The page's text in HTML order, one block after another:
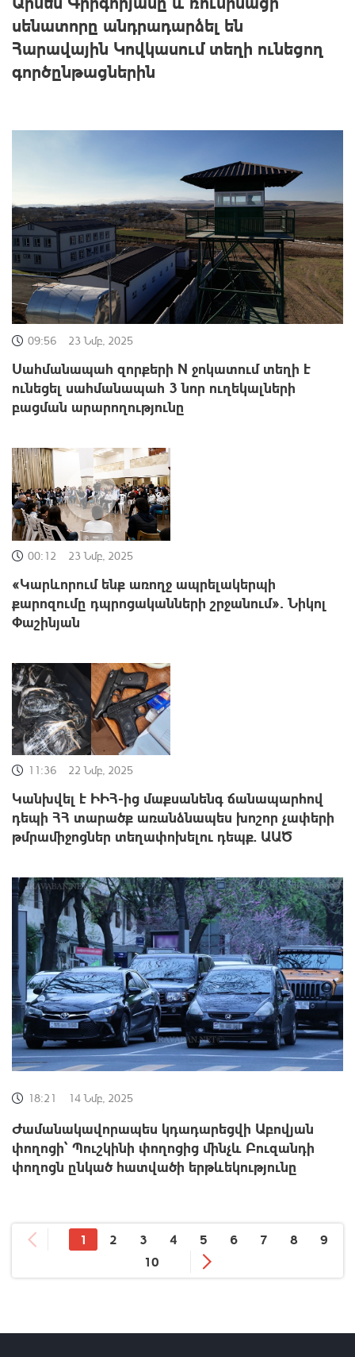
սենատորը անդրադարձել են
Հարավային Կովկասում տեղի ունեցող
գործընթացներին
09:56 23 Նմբ, 2025
Սահմանապահ զորքերի N ջոկատում տեղի է
ունեցել սահմանապահ 3 նոր ուղեկալների
բացման արարողությունը
00:12 23 Նմբ, 2025
«Կարևորում ենք առողջ ապրելակերպի
քարոզումը դպրոցականների շրջանում»․ Նիկոլ
Փաշինյան
11:36 22 Նմբ, 2025
Կանխվել է ԻԻՀ-ից մաքսանենգ ճանապարհով
դեպի ՀՀ տարածք առանձնապես խոշոր չափերի
թմրամիջոցներ տեղափոխելու դեպք. ԱԱԾ
18:21 14 Նմբ, 2025
Ժամանակավորապես կդադարեցվի Աբովյան
փողոցի՝ Պուշկինի փողոցից մինչև Բուզանդի
փողոցն ընկած հատվածի երթևեկությունը
1 2 3 4 5 6 7 8
9
10